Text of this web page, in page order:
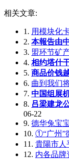
相关文章:
1. 用模块化
2. 本報告由
3. 盟环节矿
4. 相约塔什
5. 商品价钱
6. 曲到我们
7. 中国组展
8. 吕梁建龙
06-22
9. 德华兔宝
10. ①“广州”
11. 貴陽市人
12. 内各品牌